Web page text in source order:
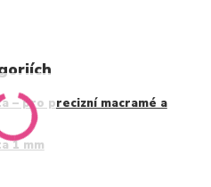
– pro precizní macramé a
1 mm